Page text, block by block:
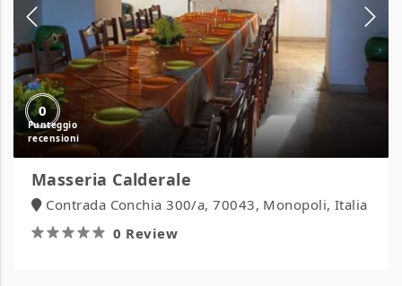
0
Masseria Calderale
Contrada Conchia 300/a, 70043, Monopoli, Italia
0 Review